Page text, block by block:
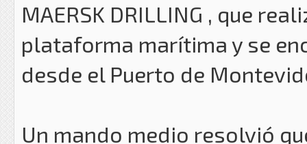
MAERSK DRILLING , que
plataforma marítima y se
desde el Puerto de
Un mando medio resolvió